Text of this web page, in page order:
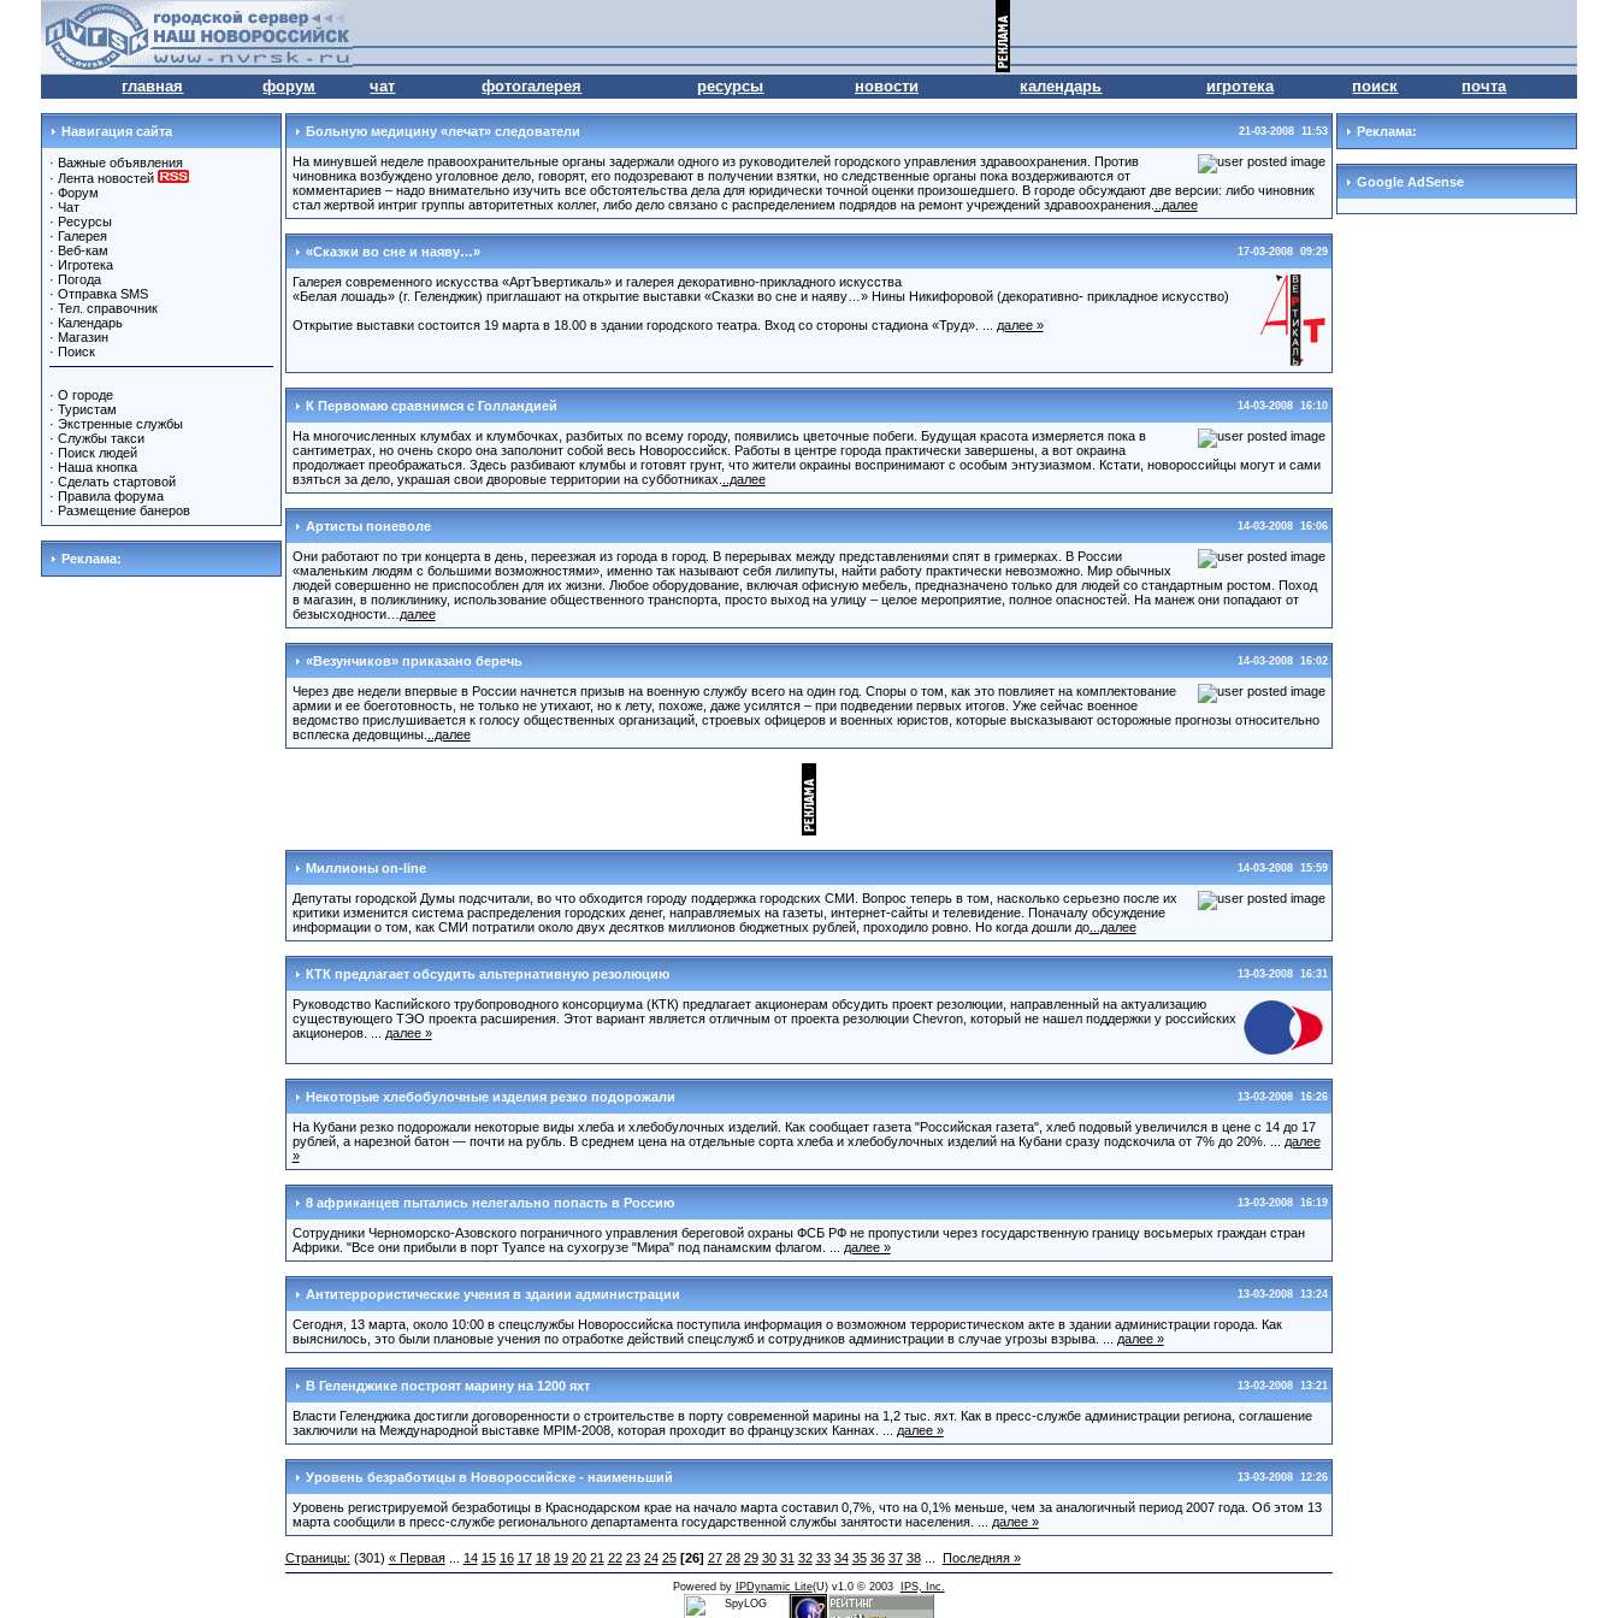
главная форум чат фотогалерея ресурсы новости календарь игротека поиск почта
Навигация сайта
· Важные объявления
· Лента новостей
· Форум
· Чат
· Ресурсы
· Галерея
· Веб-кам
· Игротека
· Погода
· Отправка SMS
· Тел. справочник
· Календарь
· Магазин
· Поиск
· О городе
· Туристам
· Экстренные службы
· Службы такси
· Поиск людей
· Наша кнопка
· Сделать стартовой
· Правила форума
· Размещение банеров
Реклама:
Больную медицину «лечат» следователи 21-03-2008 11:53
На минувшей неделе правоохранительные органы задержали одного из руководителей городского управления здравоохранения. Против
чиновника возбуждено уголовное дело, говорят, его подозревают в получении взятки, но следственные органы пока воздерживаются от
комментариев – надо внимательно изучить все обстоятельства дела для юридически точной оценки произошедшего. В городе обсуждают две версии: либо чиновник
стал жертвой интриг группы авторитетных коллег, либо дело связано с распределением подрядов на ремонт учреждений здравоохранения.
..далее
«Сказки во сне и наяву…» 17-03-2008 09:29
Галерея современного искусства «АртЪвертикаль» и галерея декоративно-прикладного искусства
«Белая лошадь» (г. Геленджик) приглашают на открытие выставки «Сказки во сне и наяву…» Нины Никифоровой (декоративно- прикладное искусство)
Открытие выставки состоится 19 марта в 18.00 в здании городского театра. Вход со стороны стадиона «Труд». ...
далее »
К Первомаю сравнимся с Голландией 14-03-2008 16:10
На многочисленных клумбах и клумбочках, разбитых по всему городу, появились цветочные побеги. Будущая красота измеряется пока в
сантиметрах, но очень скоро она заполонит собой весь Новороссийск. Работы в центре города практически завершены, а вот окраина
продолжает преображаться. Здесь разбивают клумбы и готовят грунт, что жители окраины воспринимают с особым энтузиазмом. Кстати, новороссийцы могут и сами
взяться за дело, украшая свои дворовые территории на субботниках.
..далее
Артисты поневоле 14-03-2008 16:06
Они работают по три концерта в день, переезжая из города в город. В перерывах между представлениями спят в гримерках. В России
«маленьким людям с большими возможностями», именно так называют себя лилипуты, найти работу практически невозможно. Мир обычных
людей совершенно не приспособлен для их жизни. Любое оборудование, включая офисную мебель, предназначено только для людей со стандартным ростом. Поход
в магазин, в поликлинику, использование общественного транспорта, просто выход на улицу – целое мероприятие, полное опасностей. На манеж они попадают от
безысходности…
далее
«Везунчиков» приказано беречь 14-03-2008 16:02
Через две недели впервые в России начнется призыв на военную службу всего на один год. Споры о том, как это повлияет на комплектование
армии и ее боеготовность, не только не утихают, но к лету, похоже, даже усилятся – при подведении первых итогов. Уже сейчас военное
ведомство прислушивается к голосу общественных организаций, строевых офицеров и военных юристов, которые высказывают осторожные прогнозы относительно
всплеска дедовщины.
..далее
Миллионы on-line 14-03-2008 15:59
Депутаты городской Думы подсчитали, во что обходится городу поддержка городских СМИ. Вопрос теперь в том, насколько серьезно после их
критики изменится система распределения городских денег, направляемых на газеты, интернет-сайты и телевидение. Поначалу обсуждение
информации о том, как СМИ потратили около двух десятков миллионов бюджетных рублей, проходило ровно. Но когда дошли до...далее
КТК предлагает обсудить альтернативную резолюцию 13-03-2008 16:31
Руководство Каспийского трубопроводного консорциума (КТК) предлагает акционерам обсудить проект резолюции, направленный на актуализацию
существующего ТЭО проекта расширения. Этот вариант является отличным от проекта резолюции Chevron, который не нашел поддержки у российских
акционеров. ...
далее »
Некоторые хлебобулочные изделия резко подорожали 13-03-2008 16:26
На Кубани резко подорожали некоторые виды хлеба и хлебобулочных изделий. Как сообщает газета "Российская газета", хлеб подовый увеличился в цене с 14 до 17
рублей, а нарезной батон — почти на рубль. В среднем цена на отдельные сорта хлеба и хлебобулочных изделий на Кубани сразу подскочила от 7% до 20%. ...
далее
»
8 африканцев пытались нелегально попасть в Россию 13-03-2008 16:19
Сотрудники Черноморско-Азовского пограничного управления береговой охраны ФСБ РФ не пропустили через государственную границу восьмерых граждан стран
Африки. "Все они прибыли в порт Туапсе на сухогрузе "Мира" под панамским флагом. ...
далее »
Антитеррористические учения в здании администрации 13-03-2008 13:24
Сегодня, 13 марта, около 10:00 в спецслужбы Новороссийска поступила информация о возможном террористическом акте в здании администрации города. Как
выяснилось, это были плановые учения по отработке действий спецслужб и сотрудников администрации в случае угрозы взрыва. ...
далее »
В Геленджике построят марину на 1200 яхт 13-03-2008 13:21
Власти Геленджика достигли договоренности о строительстве в порту современной марины на 1,2 тыс. яхт. Как в пресс-службе администрации региона, соглашение
заключили на Международной выставке MPIM-2008, которая проходит во французских Каннах. ...
далее »
Уровень безработицы в Новороссийске - наименьший 13-03-2008 12:26
Уровень регистрируемой безработицы в Краснодарском крае на начало марта составил 0,7%, что на 0,1% меньше, чем за аналогичный период 2007 года. Об этом 13
марта сообщили в пресс-службе регионального департамента государственной службы занятости населения. ...
далее »
Страницы: (301) « Первая... 14 15 16 17 18 19 20 21 22 23 24 25 [26] 27 28 29 30 31 32 33 34 35 36 37 38... Последняя »
Реклама:
Google AdSense
Powered by IPDynamic Lite(U) v1.0 © 2003 IPS, Inc.